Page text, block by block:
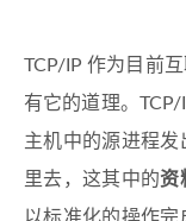
TCP/IP 作为目前
有它的道理。
主机中的源进程
里去，这其中的资
以标准化的操作